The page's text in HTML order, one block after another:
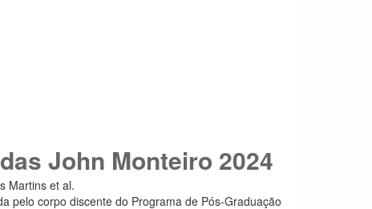
John Monteiro 2024
Martins et al.
pelo corpo discente do Programa de Pós-Graduação